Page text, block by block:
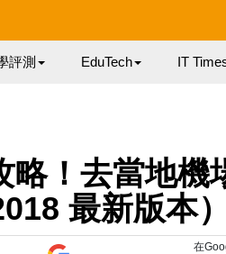
評測 EduTech IT
略！去當地機
最新版本）
在